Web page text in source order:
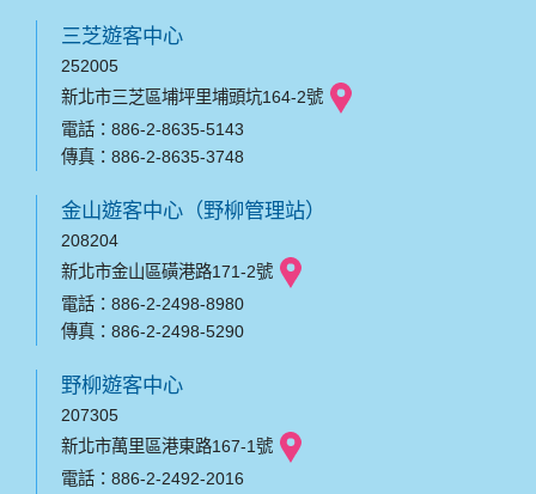
三芝遊客中心
252005
新北市三芝區埔坪里埔頭坑164-2號
電話：886-2-8635-5143
傳真：886-2-8635-3748
金山遊客中心（野柳管理站）
208204
新北市金山區磺港路171-2號
電話：886-2-2498-8980
傳真：886-2-2498-5290
野柳遊客中心
207305
新北市萬里區港東路167-1號
電話：886-2-2492-2016